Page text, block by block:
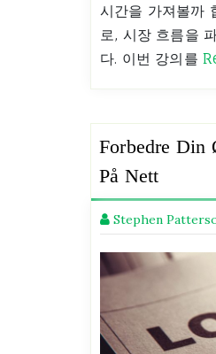
시간을 가져볼까
로, 시장 흐름을
다. 이번 강의를
Forbedre Din
På Nett
Stephen